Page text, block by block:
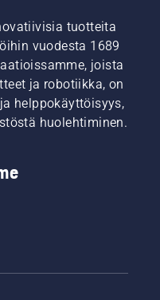
tuotteita
vuodesta 1689
joista
ja robotiikka, on
helppokäyttöisyys,
huolehtiminen.